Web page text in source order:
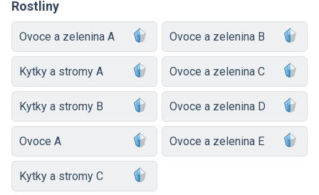
Rostliny
Ovoce a zelenina A Ovoce a zelenina B
Kytky a stromy A Ovoce a zelenina C
Kytky a stromy B Ovoce a zelenina D
Ovoce A Ovoce a zelenina E
Kytky a stromy C